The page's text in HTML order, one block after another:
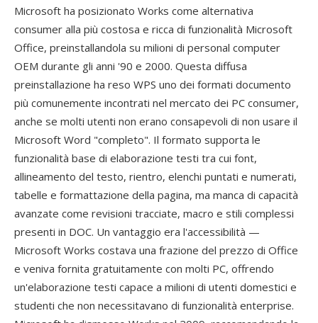
Microsoft ha posizionato Works come alternativa
consumer alla più costosa e ricca di funzionalità Microsoft
Office, preinstallandola su milioni di personal computer
OEM durante gli anni '90 e 2000. Questa diffusa
preinstallazione ha reso WPS uno dei formati documento
più comunemente incontrati nel mercato dei PC consumer,
anche se molti utenti non erano consapevoli di non usare il
Microsoft Word "completo". Il formato supporta le
funzionalità base di elaborazione testi tra cui font,
allineamento del testo, rientro, elenchi puntati e numerati,
tabelle e formattazione della pagina, ma manca di capacità
avanzate come revisioni tracciate, macro e stili complessi
presenti in DOC. Un vantaggio era l'accessibilità —
Microsoft Works costava una frazione del prezzo di Office
e veniva fornita gratuitamente con molti PC, offrendo
un'elaborazione testi capace a milioni di utenti domestici e
studenti che non necessitavano di funzionalità enterprise.